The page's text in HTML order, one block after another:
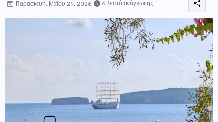
Παρασκευή, Μαΐου 29, 2026 6 λεπτά ανάγνωσης